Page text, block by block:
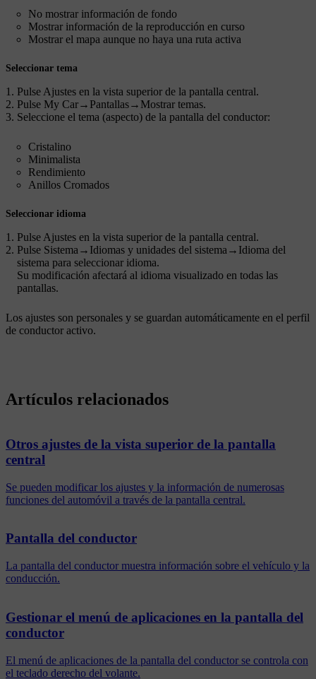
No mostrar información de fondo
Mostrar información de la reproducción en curso
Mostrar el mapa aunque no haya una ruta activa
Seleccionar tema
Pulse Ajustes en la vista superior de la pantalla central.
Pulse My Car→ Pantallas→ Mostrar temas.
Seleccione el tema (aspecto) de la pantalla del conductor:
Cristalino
Minimalista
Rendimiento
Anillos Cromados
Seleccionar idioma
Pulse Ajustes en la vista superior de la pantalla central.
Pulse Sistema → Idiomas y unidades del sistema → Idioma del
sistema para seleccionar idioma.
Su modificación afectará al idioma visualizado en todas las
pantallas.
Los ajustes son personales y se guardan automáticamente en el perfil
de conductor activo.
Artículos relacionados
Otros ajustes de la vista superior de la pantalla
central
Se pueden modificar los ajustes y la información de numerosas
funciones del automóvil a través de la pantalla central.
Pantalla del conductor
La pantalla del conductor muestra información sobre el vehículo y la
conducción.
Gestionar el menú de aplicaciones en la pantalla del
conductor
El menú de aplicaciones de la pantalla del conductor se controla con
el teclado derecho del volante.